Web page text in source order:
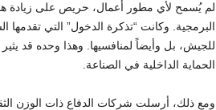
لم يُسمح لأي مطور أعمال، حريص على زيادة
البرمجية. وكانت “تذكرة الدخول” التي
للجيش، بل وأيضاً لمنافسيها. وهذا وحده قد
الحماية الداخلية في الصناعة.
ومع ذلك، أرسلت شركات الدفاع ذات الوزن